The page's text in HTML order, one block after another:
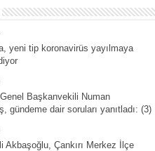
yeni tip koronavirüs yayılmaya
Başkanvekili Numan
gündeme dair soruları yanıtladı: (3)
Akbaşoğlu, Çankırı Merkez İlçe